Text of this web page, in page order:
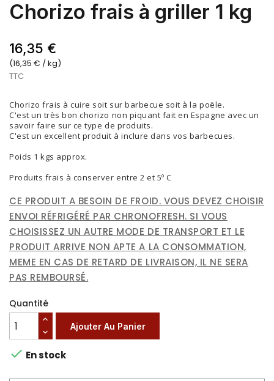
Chorizo frais à griller 1 kg
16,35 €
(16,35 € / kg)
TTC
Chorizo frais à cuire soit sur barbecue soit à la poële.
C'est un très bon chorizo non piquant fait en Espagne avec un
savoir faire sur ce type de produits.
C'est un excellent produit à inclure dans vos barbecues.
Poids 1 kgs approx.
Produits frais à conserver entre 2 et 5º C
CE PRODUIT A BESOIN DE FROID. VOUS DEVEZ CHOISIR
ENVOI RÉFRIGÉRÉ PAR CHRONOFRESH. SI VOUS
CHOISISSEZ UN AUTRE MODE DE TRANSPORT ET LE
PRODUIT ARRIVE NON APTE A LA CONSOMMATION,
MEME EN CAS DE RETARD DE LIVRAISON, IL NE SERA
PAS REMBOURSÉ.
Quantité
Ajouter Au Panier
 En stock